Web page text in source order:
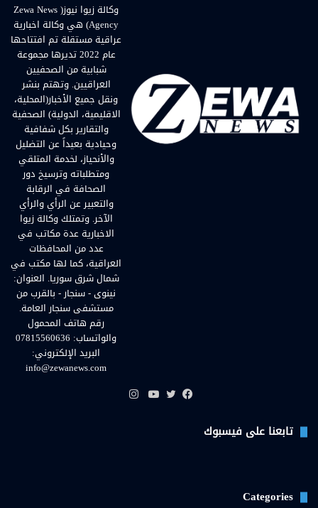
وكالة زيوا نيوز( Zewa News
Agency) هي وكالة اخبارية
عراقية مستقلة تم افتتاحها
عام 2022 تديرها مجموعة
شبابية من الصحفيين
العراقيين. وتهتم بنشر
ونقل جميع الأخبار(المحلية،
الاقليمية، الدولية) الصحفية
والتقارير بكل شفافية
وحيادية بعيداً عن التضليل
والأنحياز، لخدمة المتلقي
ومتطلباته وترسيخ دور
الصحافة في الرقابة
والتعبير عن الرأي والرأي
الآخر. وتمتلك وكالة زيوا
الاخبارية عدة مكاتب في
عدد من المحافظات
العراقية، كما لها مكتب في
شمال شرق سوريا. العنوان:
نينوى - سنجار - بالقرب من
مستشفى سنجار العامة.
رقم هاتف المحمول
والواتساب: 07815560636
البريد الإلكتروني:
info@zewanews.com
تابعنا على فيسبوك
Categories